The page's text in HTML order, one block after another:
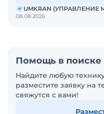
08.08.2026
UMKRAN
Помощь в поиске
Найдите любую
разместите заявку на
свяжутся с вами!